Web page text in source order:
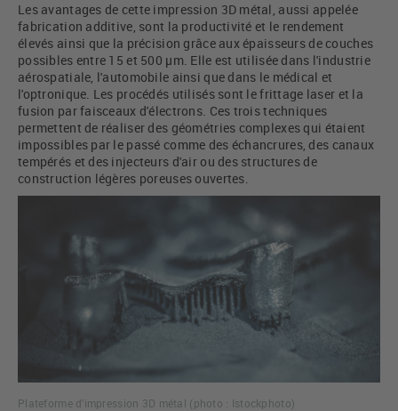
Les avantages de cette impression 3D métal, aussi appelée
fabrication additive, sont la productivité et le rendement
élevés ainsi que la précision grâce aux épaisseurs de couches
possibles entre 15 et 500 µm. Elle est utilisée dans l'industrie
aérospatiale, l'automobile ainsi que dans le médical et
l'optronique. Les procédés utilisés sont le frittage laser et la
fusion par faisceaux d'électrons. Ces trois techniques
permettent de réaliser des géométries complexes qui étaient
impossibles par le passé comme des échancrures, des canaux
tempérés et des injecteurs d'air ou des structures de
construction légères poreuses ouvertes.
Plateforme d'impression 3D métal (photo : Istockphoto)